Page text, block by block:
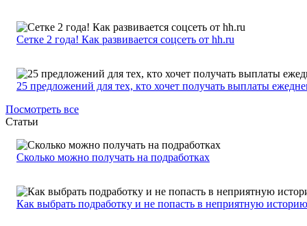
Сетке 2 года! Как развивается соцсеть от hh.ru
25 предложений для тех, кто хочет получать выплаты
Посмотреть все
Статьи
Сколько можно получать на подработках
Как выбрать подработку и не попасть в неприятную историю